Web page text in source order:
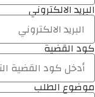
البريد الالكتروني
كود القضية
موضوع الطلب